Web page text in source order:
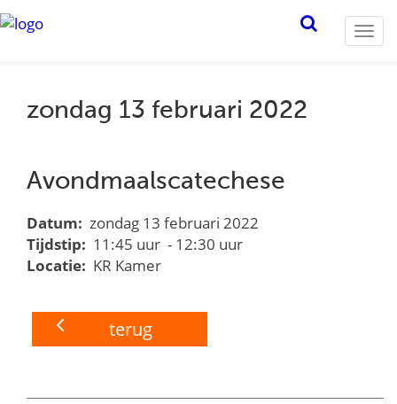
zondag 13 februari 2022
Avondmaalscatechese
Datum: zondag 13 februari 2022
Tijdstip: 11:45 uur - 12:30 uur
Locatie: KR Kamer
terug